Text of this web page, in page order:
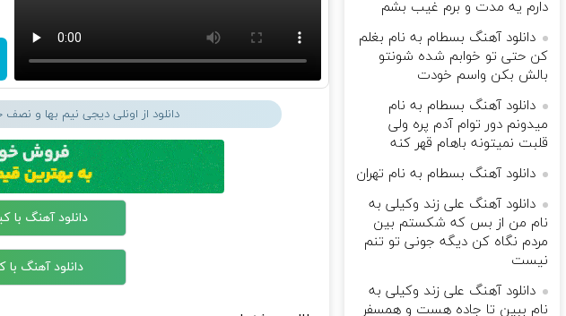
دانلود از اونلی دیجی نیم بها و
دانلود آهنگ با
دانلود آهنگ با
دارم یه مدت و برم غیب بشم
دانلود آهنگ بسطام به نام بغلم
کن حتی تو خوابم شده شونتو
بالش بکن واسم خودت
دانلود آهنگ بسطام به نام
میدونم دور توام آدم پره ولی
قلبت نمیتونه باهام قهر کنه
دانلود آهنگ بسطام به نام تهران
دانلود آهنگ علی زند وکیلی به
نام من از بس كه شكستم بین
مردم نگاه كن دیگه جونى تو تنم
نیست
دانلود آهنگ علی زند وکیلی به
نام ببین تا جاده هست و همسفر